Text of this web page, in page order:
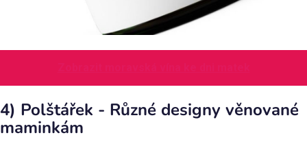
4) Polštářek - Různé designy věnované
maminkám